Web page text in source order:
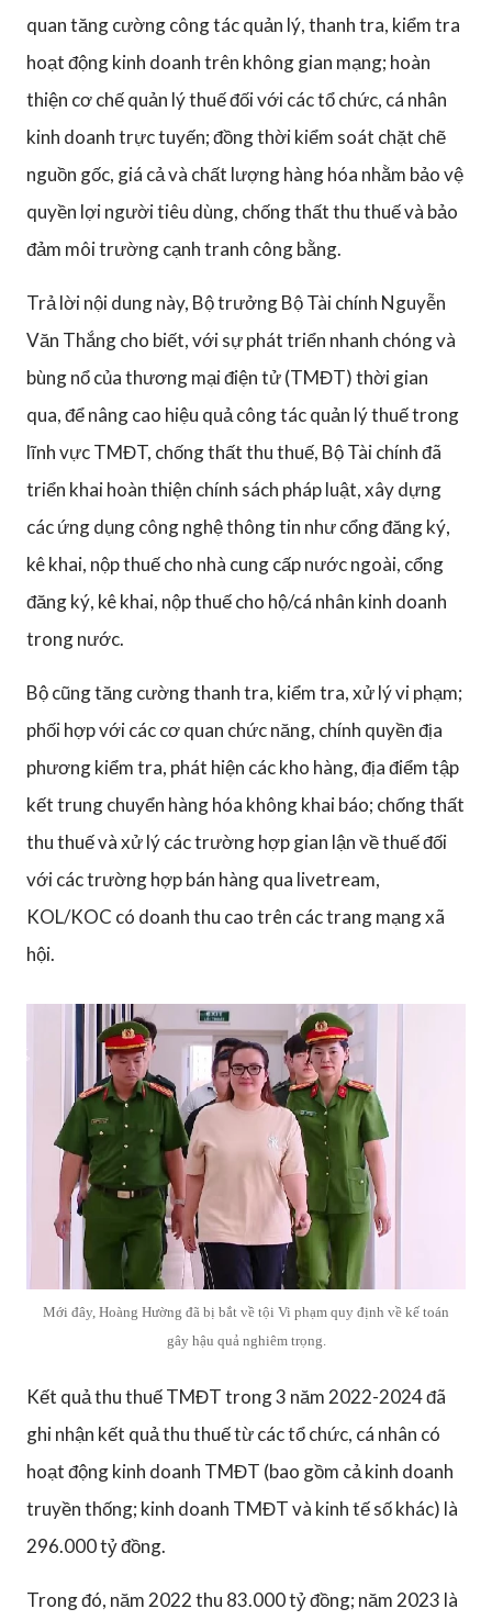
quan tăng cường công tác quản lý, thanh tra, kiểm tra
hoạt động kinh doanh trên không gian mạng; hoàn
thiện cơ chế quản lý thuế đối với các tổ chức, cá nhân
kinh doanh trực tuyến; đồng thời kiểm soát chặt chẽ
nguồn gốc, giá cả và chất lượng hàng hóa nhằm bảo vệ
quyền lợi người tiêu dùng, chống thất thu thuế và bảo
đảm môi trường cạnh tranh công bằng.
Trả lời nội dung này, Bộ trưởng Bộ Tài chính Nguyễn
Văn Thắng cho biết, với sự phát triển nhanh chóng và
bùng nổ của thương mại điện tử (TMĐT) thời gian
qua, để nâng cao hiệu quả công tác quản lý thuế trong
lĩnh vực TMĐT, chống thất thu thuế, Bộ Tài chính đã
triển khai hoàn thiện chính sách pháp luật, xây dựng
các ứng dụng công nghệ thông tin như cổng đăng ký,
kê khai, nộp thuế cho nhà cung cấp nước ngoài, cổng
đăng ký, kê khai, nộp thuế cho hộ/cá nhân kinh doanh
trong nước.
Bộ cũng tăng cường thanh tra, kiểm tra, xử lý vi phạm;
phối hợp với các cơ quan chức năng, chính quyền địa
phương kiểm tra, phát hiện các kho hàng, địa điểm tập
kết trung chuyển hàng hóa không khai báo; chống thất
thu thuế và xử lý các trường hợp gian lận về thuế đối
với các trường hợp bán hàng qua livetream,
KOL/KOC có doanh thu cao trên các trang mạng xã
hội.
Mới đây, Hoàng Hường đã bị bắt về tội Vi phạm quy định về kế toán
gây hậu quả nghiêm trọng.
Kết quả thu thuế TMĐT trong 3 năm 2022-2024 đã
ghi nhận kết quả thu thuế từ các tổ chức, cá nhân có
hoạt động kinh doanh TMĐT (bao gồm cả kinh doanh
truyền thống; kinh doanh TMĐT và kinh tế số khác) là
296.000 tỷ đồng.
Trong đó, năm 2022 thu 83.000 tỷ đồng; năm 2023 là